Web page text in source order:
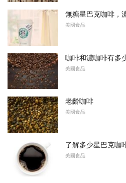
無糖星巴克咖啡，
美國食品
咖啡和濃咖啡有多
美國食品
老齡咖啡
美國食品
了解多少星巴克咖
美國食品